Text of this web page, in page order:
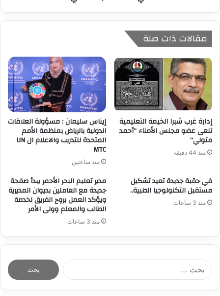
مقالات ذات صلة
إدارة غرب شبرا الخيمة التعليمية
تنعى عضو مجلس الأمناء “أحمد
متولي”
منذ 44 دقيقة
إيناس سليمان : مسؤولة العلاقات
الدولية بالرياض بمنظمة الأمم
المتحدة للتدريب والاعلام ال UN
MTC
منذ ساعتين
في حقبة جديدة تعيد تشكيل
مستقبل التكنولوجيا الطبية..
منذ 3 ساعات
مدير تعليم البحر الأحمر يبدأ صفحة
جديدة مع العاملين بديوان المديرية
ويؤكد العمل بروح الفريق لخدمة
الطالب والمعلم وولى الأمر
منذ 3 ساعات